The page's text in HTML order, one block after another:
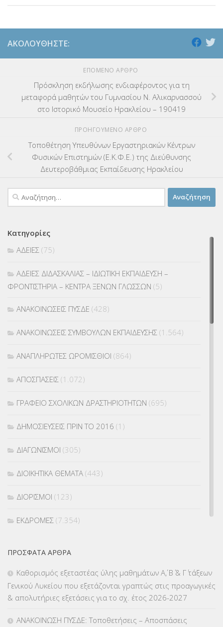
ΑΚΟΛΟΥΘΉΣΤΕ:
ΕΠΌΜΕΝΟ ΆΡΘΡΟ
Πρόσκληση εκδήλωσης ενδιαφέροντος για τη
μεταφορά μαθητών του Γυμνασίου Ν. Αλικαρνασσού
στο Ιστορικό Μουσείο Ηρακλείου – 190419
ΠΡΟΗΓΟΎΜΕΝΟ ΆΡΘΡΟ
Τοποθέτηση Υπευθύνων Εργαστηριακών Κέντρων
Φυσικών Επιστημών (Ε.Κ.Φ.Ε.) της Διεύθυνσης
Δευτεροβάθμιας Εκπαίδευσης Ηρακλείου
Αναζήτηση
για:
Κατηγορίες
ΑΔΕΙΕΣ (75)
ΑΔΕΙΕΣ ΔΙΔΑΣΚΑΛΙΑΣ – ΙΔΙΩΤΙΚΗ ΕΚΠΑΙΔΕΥΣΗ –
ΦΡΟΝΤΙΣΤΗΡΙΑ – ΚΕΝΤΡΑ ΞΕΝΩΝ ΓΛΩΣΣΩΝ (5)
ΑΝΑΚΟΙΝΩΣΕΙΣ ΠΥΣΔΕ (428)
ΑΝΑΚΟΙΝΩΣΕΙΣ ΣΥΜΒΟΥΛΩΝ ΕΚΠΑΙΔΕΥΣΗΣ (1.564)
ΑΝΑΠΛΗΡΩΤΕΣ ΩΡΟΜΙΣΘΙΟΙ (864)
ΑΠΟΣΠΑΣΕΙΣ (1.072)
ΓΡΑΦΕΙΟ ΣΧΟΛΙΚΩΝ ΔΡΑΣΤΗΡΙΟΤΗΤΩΝ (695)
ΔΗΜΟΣΙΕΥΣΕΙΣ ΠΡΙΝ ΤΟ 2016 (1)
ΔΙΑΓΩΝΙΣΜΟΙ (305)
ΔΙΟΙΚΗΤΙΚΑ ΘΕΜΑΤΑ (443)
ΔΙΟΡΙΣΜΟΙ (123)
ΕΚΔΡΟΜΕΣ (7.354)
ΕΠΙΜΟΡΦΩΣΗ Τ.Π.Ε.(10)
ΠΡΌΣΦΑΤΑ ΆΡΘΡΑ
Καθορισμός εξεταστέας ύλης μαθημάτων Α΄, Β΄ & Γ΄ τάξεων
Γενικού Λυκείου που εξετάζονται γραπτώς στις προαγωγικές
& απολυτήριες εξετάσεις για το σχ. έτος 2026-2027
ΑΝΑΚΟΙΝΩΣΗ ΠΥΣΔΕ: Τοποθετήσεις – Αποσπάσεις